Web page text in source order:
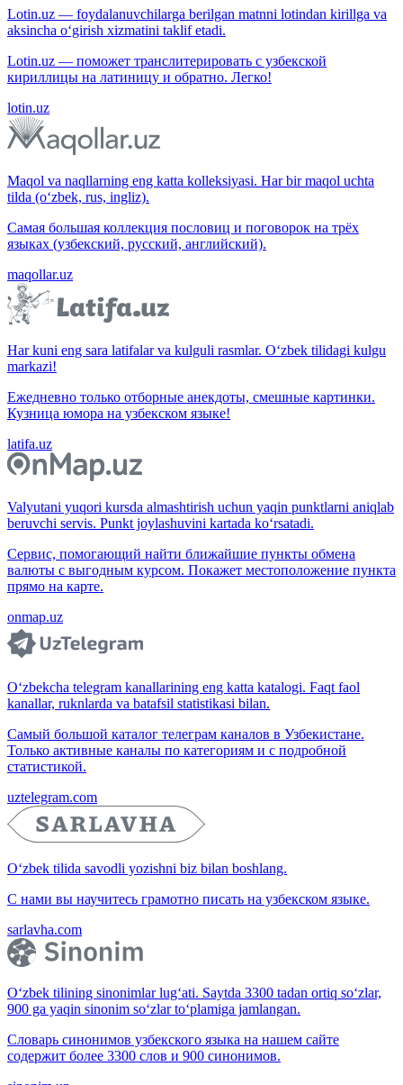
Lotin.uz — foydalanuvchilarga berilgan matnni lotindan kirillga va
aksincha o‘girish xizmatini taklif etadi.
Lotin.uz — поможет транслитерировать с узбекской
кириллицы на латиницу и обратно. Легко!
lotin.uz
Maqol va naqllarning eng katta kolleksiyasi. Har bir maqol uchta
tilda (o‘zbek, rus, ingliz).
Самая большая коллекция пословиц и поговорок на трёх
языках (узбекский, русский, английский).
maqollar.uz
Har kuni eng sara latifalar va kulguli rasmlar. O‘zbek tilidagi kulgu
markazi!
Ежедневно только отборные анекдоты, смешные картинки.
Кузница юмора на узбекском языке!
latifa.uz
Valyutani yuqori kursda almashtirish uchun yaqin punktlarni aniqlab
beruvchi servis. Punkt joylashuvini kartada ko‘rsatadi.
Сервис, помогающий найти ближайшие пункты обмена
валюты с выгодным курсом. Покажет местоположение пункта
прямо на карте.
onmap.uz
O‘zbekcha telegram kanallarining eng katta katalogi. Faqt faol
kanallar, ruknlarda va batafsil statistikasi bilan.
Самый большой каталог телеграм каналов в Узбекистане.
Только активные каналы по категориям и с подробной
статистикой.
uztelegram.com
O‘zbek tilida savodli yozishni biz bilan boshlang.
С нами вы научитесь грамотно писать на узбекском языке.
sarlavha.com
O‘zbek tilining sinonimlar lug‘ati. Saytda 3300 tadan ortiq so‘zlar,
900 ga yaqin sinonim so‘zlar to‘plamiga jamlangan.
Словарь синонимов узбекского языка на нашем сайте
содержит более 3300 слов и 900 синонимов.